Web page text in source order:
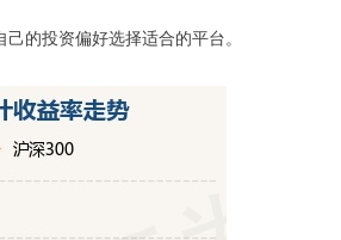
的投资偏好选择适合的平台。